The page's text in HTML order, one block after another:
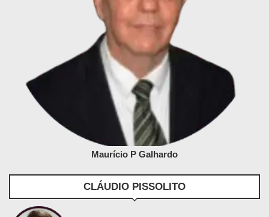
Maurício P Galhardo
CLÁUDIO PISSOLITO